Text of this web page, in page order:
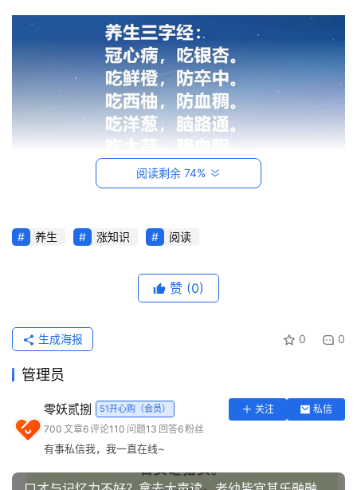
首
一
用
工
登录 注册
养生口诀要牢记，健健康康是第一
阅读剩余 74%
养生 涨知识 阅读
赞 (0)
0 0
生成海报
管理员
零妖贰捌 51开心购（会员） 关注
私信
700 文章6评论110 问题13 回答6粉丝
有事私信我，我一直在线~